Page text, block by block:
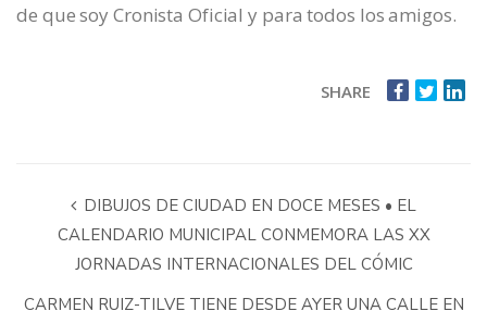
de que soy Cronista Oficial y para todos los amigos.
SHARE
DIBUJOS DE CIUDAD EN DOCE MESES • EL
CALENDARIO MUNICIPAL CONMEMORA LAS XX
JORNADAS INTERNACIONALES DEL CÓMIC
CARMEN RUIZ-TILVE TIENE DESDE AYER UNA CALLE EN